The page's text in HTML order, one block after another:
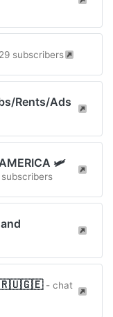
subscribers
Rents/Ads
🛩
- chat